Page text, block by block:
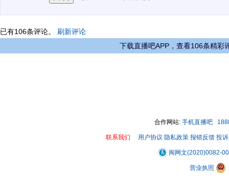
已有106条评论。 刷新评论
下载直播吧APP，查看106条精彩
合作网站: 手机直播吧
联系我们 用户协议 隐私政策 报错反馈 投
闽网文(2020)0082-
营业执照